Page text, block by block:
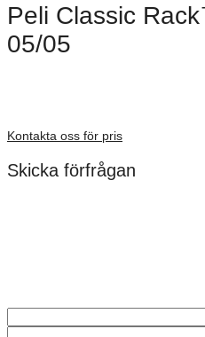
Peli Classic
05/05
Kontakta oss för pris
Skicka förfrågan